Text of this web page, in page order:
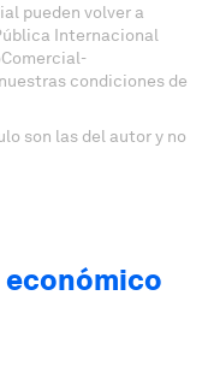
pueden volver a
Internacional
condiciones de
son las del autor y no